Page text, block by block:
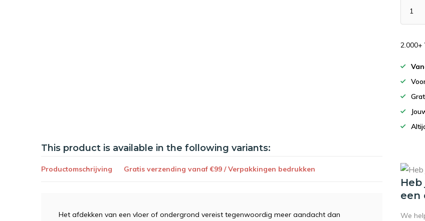
This product is available in the following variants:
Productomschrijving Gratis verzending vanaf €99 / Verpakkingen bedrukken
Het afdekken van een vloer of ondergrond vereist tegenwoordig meer aandacht dan
een
We